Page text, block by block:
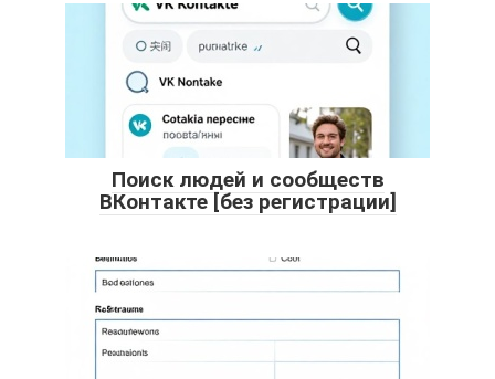
Поиск людей и сообществ
ВКонтакте [без регистрации]